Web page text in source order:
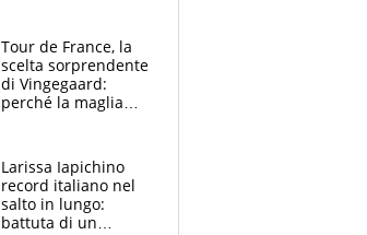
compagni
Tour de France, la
scelta sorprendente
di Vingegaard:
perché la maglia
rischio da evitare
Larissa Iapichino
record italiano nel
salto in lungo:
battuta di un